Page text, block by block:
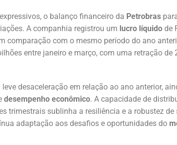
expressivos, o balanço financeiro da Petrobras
A companhia registrou um lucro líquido de
comparação com o mesmo período do ano
entre janeiro e março, com uma retração de
desaceleração em relação ao ano anterior,
desempenho econômico. A capacidade de
trimestrais sublinha a resiliência e a robustez de
adaptação aos desafios e oportunidades do